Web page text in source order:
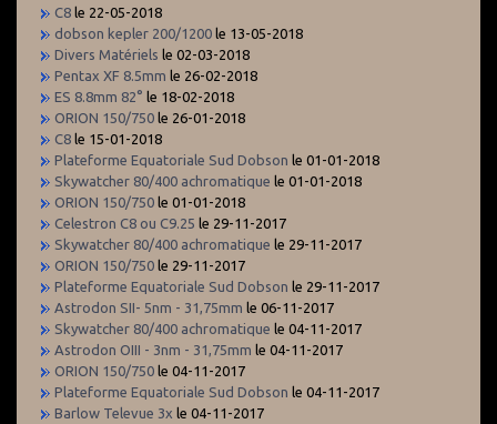
C8 le 22-05-2018
dobson kepler 200/1200 le 13-05-2018
Divers Matériels le 02-03-2018
Pentax XF 8.5mm le 26-02-2018
ES 8.8mm 82° le 18-02-2018
ORION 150/750 le 26-01-2018
C8 le 15-01-2018
Plateforme Equatoriale Sud Dobson le 01-01-2018
Skywatcher 80/400 achromatique le 01-01-2018
ORION 150/750 le 01-01-2018
Celestron C8 ou C9.25 le 29-11-2017
Skywatcher 80/400 achromatique le 29-11-2017
ORION 150/750 le 29-11-2017
Plateforme Equatoriale Sud Dobson le 29-11-2017
Astrodon SII- 5nm - 31,75mm le 06-11-2017
Skywatcher 80/400 achromatique le 04-11-2017
Astrodon OIII - 3nm - 31,75mm le 04-11-2017
ORION 150/750 le 04-11-2017
Plateforme Equatoriale Sud Dobson le 04-11-2017
Barlow Televue 3x le 04-11-2017